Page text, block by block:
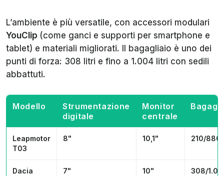
L’ambiente è più versatile, con accessori modulari
YouClip (come ganci e supporti per smartphone e
tablet) e materiali migliorati. Il bagagliaio è uno dei
punti di forza: 308 litri e fino a 1.004 litri con sedili
abbattuti.
Modello
Strumentazione
digitale
Monitor
centrale
Leapmotor
T03
8" 10,1" 210/880
Dacia
7" 10"
308/